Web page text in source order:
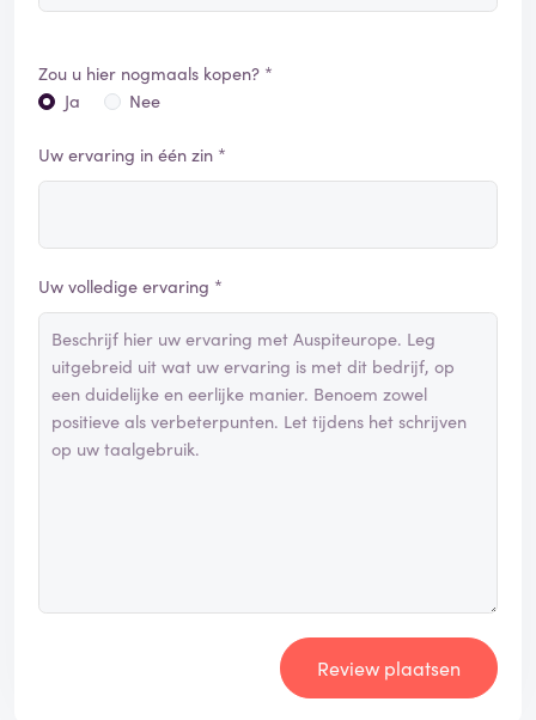
Zou u hier nogmaals kopen? *
Ja
Nee
Uw ervaring in één zin *
Uw volledige ervaring *
Review plaatsen